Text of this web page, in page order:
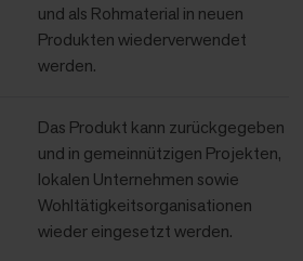
und als Rohmaterial in neuen
Produkten wiederverwendet
werden.
Das Produkt kann zurückgegeben
und in gemeinnützigen Projekten,
lokalen Unternehmen sowie
Wohltätigkeitsorganisationen
wieder eingesetzt werden.